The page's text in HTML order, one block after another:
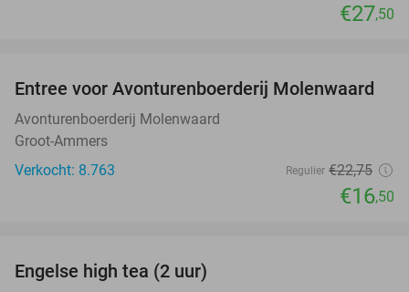
€27,50
27%
Entree voor Avonturenboerderij Molenwaard
Avonturenboerderij Molenwaard
Groot-Ammers
Verkocht: 8.763
Regulier €22,75
€16,50
Engelse high tea (2 uur)